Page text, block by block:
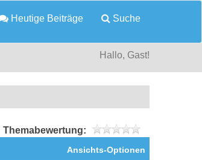
Heutige Beiträge Suche
Hallo, Gast!
Themabewertung:
Ansichts-Optionen